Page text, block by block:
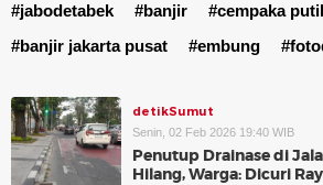
#jabodetabek #banjir
#cempaka
#banjir jakarta pusat
#embung
detikSumut
Senin, 02 Feb 2026 19:40 WIB
Penutup Drainase di
Hilang, Warga: Dicuri